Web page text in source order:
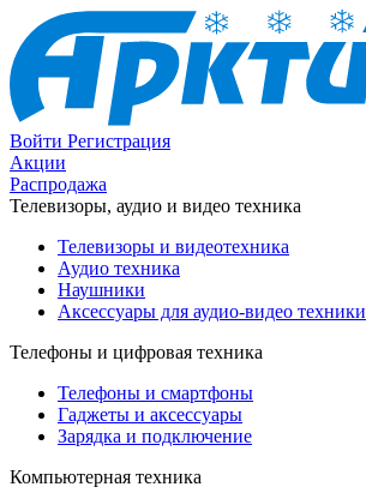
Войти Регистрация
Акции
Распродажа
Телевизоры, аудио и видео техника
Телевизоры и видеотехника
Аудио техника
Наушники
Аксессуары для аудио-видео техники
Телефоны и цифровая техника
Телефоны и смартфоны
Гаджеты и аксессуары
Зарядка и подключение
Компьютерная техника